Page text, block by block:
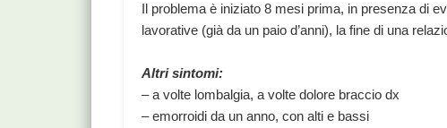
Il problema è iniziato 8 mesi prima, in presenza di
lavorative (già da un paio d’anni), la fine di una
Altri sintomi:
– a volte lombalgia, a volte dolore braccio dx
– emorroidi da un anno, con alti e bassi